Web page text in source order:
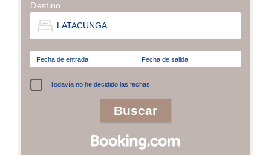
Destino
Fecha de entrada Fecha de salida
Todavía no he decidido las fechas